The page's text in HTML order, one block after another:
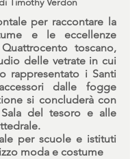
per raccontare la
e le eccellenze
toscano,
delle vetrate in cui
rappresentato i Santi
dalle fogge
si concluderà con
del tesoro e alle
per scuole e istituti
moda e costume